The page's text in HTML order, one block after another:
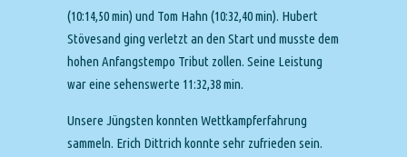
(10:14,50 min) und Tom Hahn (10:32,40 min). Hubert
Stövesand ging verletzt an den Start und musste dem
hohen Anfangstempo Tribut zollen. Seine Leistung
war eine sehenswerte 11:32,38 min.
Unsere Jüngsten konnten Wettkampferfahrung
sammeln. Erich Dittrich konnte sehr zufrieden sein.